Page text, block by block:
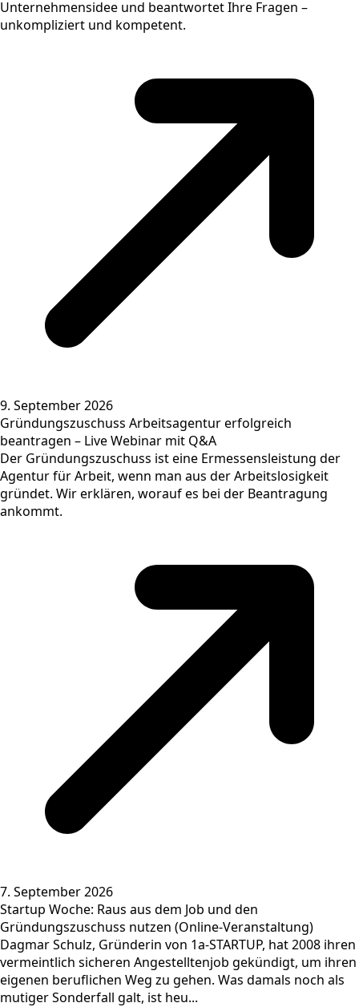
Unternehmensidee und beantwortet Ihre Fragen –
unkompliziert und kompetent.
9. September 2026
Gründungszuschuss Arbeitsagentur erfolgreich
beantragen – Live Webinar mit Q&A
Der Gründungszuschuss ist eine Ermessensleistung der
Agentur für Arbeit, wenn man aus der Arbeitslosigkeit
gründet. Wir erklären, worauf es bei der Beantragung
ankommt.
7. September 2026
Startup Woche: Raus aus dem Job und den
Gründungszuschuss nutzen (Online-Veranstaltung)
Dagmar Schulz, Gründerin von 1a-STARTUP, hat 2008 ihren
vermeintlich sicheren Angestelltenjob gekündigt, um ihren
eigenen beruflichen Weg zu gehen. Was damals noch als
mutiger Sonderfall galt, ist heu...